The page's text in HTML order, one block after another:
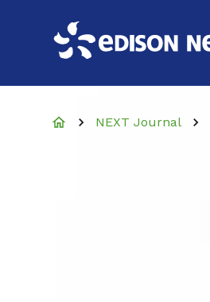
NEXT Journal